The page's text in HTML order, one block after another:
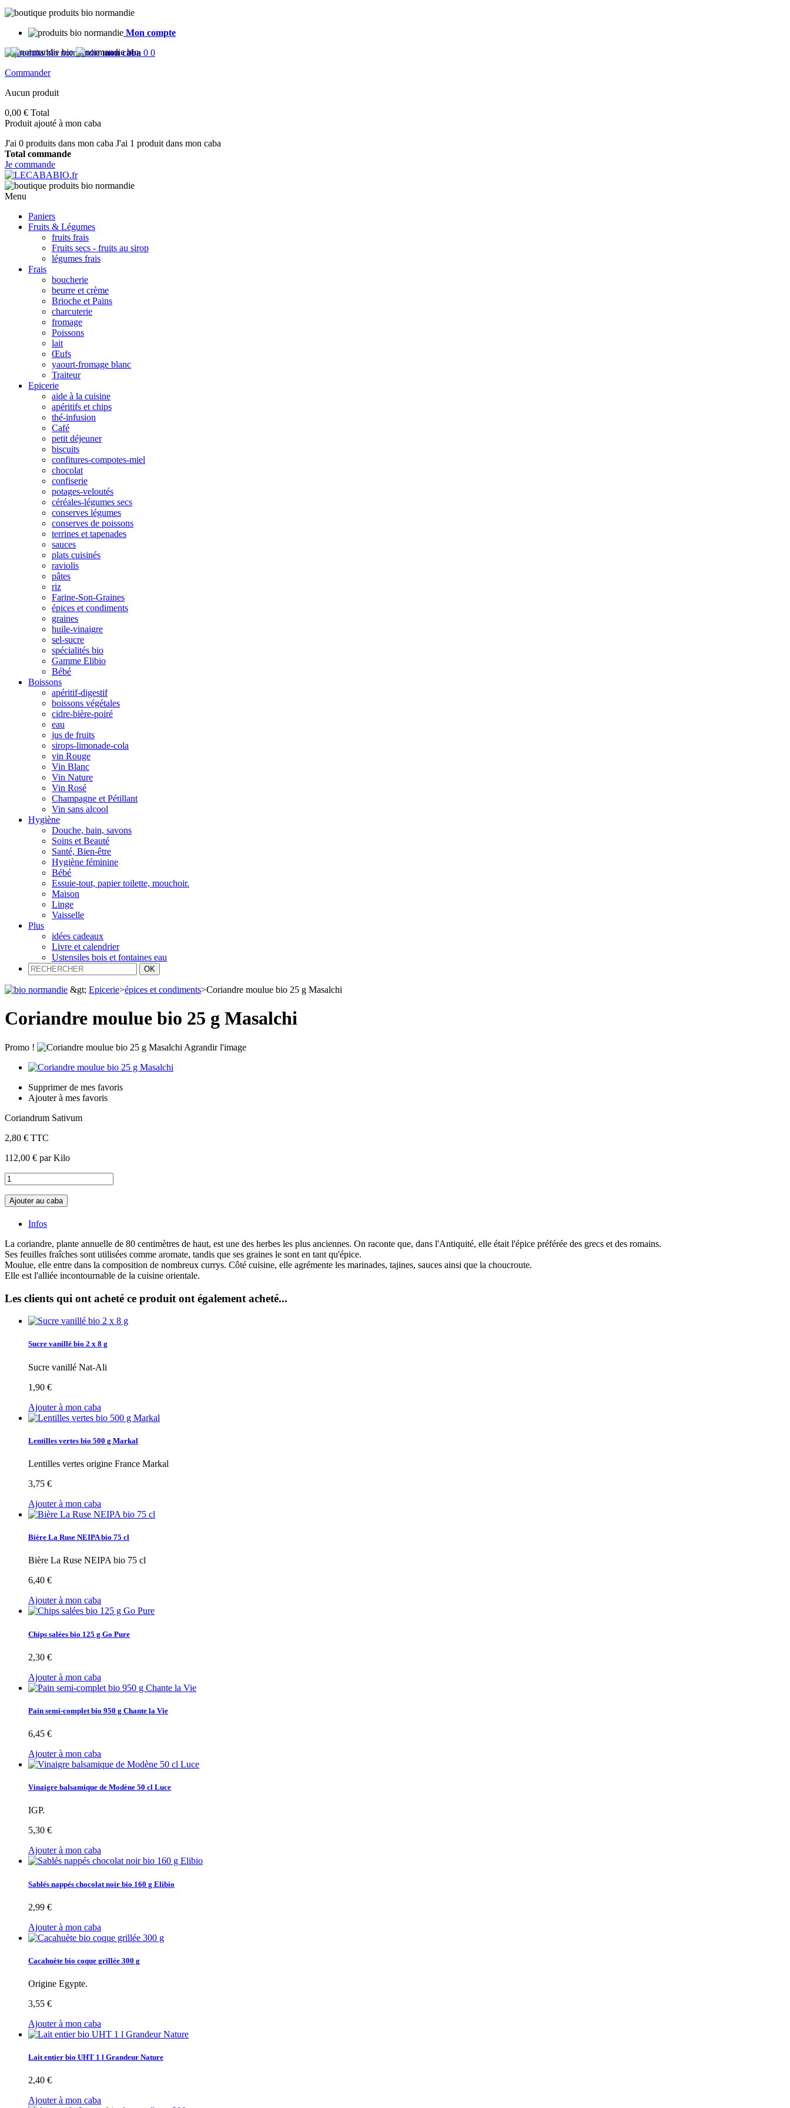
Mon compte
mon caba 0 0
Commander
Aucun produit
0,00 € Total
Produit ajouté à mon caba
J'ai 0 produits dans mon caba J'ai 1 produit dans mon caba
Total commande
Je commande
Menu
Paniers
Fruits & Légumes
fruits frais
Fruits secs - fruits au sirop
légumes frais
Frais
boucherie
beurre et crème
Brioche et Pains
charcuterie
fromage
Poissons
lait
Œufs
yaourt-fromage blanc
Traiteur
Epicerie
aide à la cuisine
apéritifs et chips
thé-infusion
Café
petit déjeuner
biscuits
confitures-compotes-miel
chocolat
confiserie
potages-veloutés
céréales-légumes secs
conserves légumes
conserves de poissons
terrines et tapenades
sauces
plats cuisinés
raviolis
pâtes
riz
Farine-Son-Graines
épices et condiments
graines
huile-vinaigre
sel-sucre
spécialités bio
Gamme Elibio
Bébé
Boissons
apéritif-digestif
boissons végétales
cidre-bière-poiré
eau
jus de fruits
sirops-limonade-cola
vin Rouge
Vin Blanc
Vin Nature
Vin Rosé
Champagne et Pétillant
Vin sans alcool
Hygiène
Douche, bain, savons
Soins et Beauté
Santé, Bien-être
Hygiène féminine
Bébé
Essuie-tout, papier toilette, mouchoir.
Maison
Linge
Vaisselle
Plus
idées cadeaux
Livre et calendrier
Ustensiles bois et fontaines eau
&gt; Epicerie>épices et condiments>Coriandre moulue bio 25 g Masalchi
Coriandre moulue bio 25 g Masalchi
Promo ! Agrandir l'image
Supprimer de mes favoris
Ajouter à mes favoris
Coriandrum Sativum
2,80 € TTC
112,00 € par Kilo
Ajouter au caba
Infos
La coriandre, plante annuelle de 80 centimètres de haut, est une des herbes les plus anciennes. On raconte que, dans l'Antiquité, elle était l'épice préférée des grecs et des romains.
Ses feuilles fraîches sont utilisées comme aromate, tandis que ses graines le sont en tant qu'épice.
Moulue, elle entre dans la composition de nombreux currys. Côté cuisine, elle agrémente les marinades, tajines, sauces ainsi que la choucroute.
Elle est l'alliée incontournable de la cuisine orientale.
Les clients qui ont acheté ce produit ont également acheté...
Sucre vanillé bio 2 x 8 g
Sucre vanillé Nat-Ali
1,90 €
Ajouter à mon caba
Lentilles vertes bio 500 g Markal
Lentilles vertes origine France Markal
3,75 €
Ajouter à mon caba
Bière La Ruse NEIPA bio 75 cl
Bière La Ruse NEIPA bio 75 cl
6,40 €
Ajouter à mon caba
Chips salées bio 125 g Go Pure
2,30 €
Ajouter à mon caba
Pain semi-complet bio 950 g Chante la Vie
6,45 €
Ajouter à mon caba
Vinaigre balsamique de Modène 50 cl Luce
IGP.
5,30 €
Ajouter à mon caba
Sablés nappés chocolat noir bio 160 g Elibio
2,99 €
Ajouter à mon caba
Cacahuète bio coque grillée 300 g
Origine Egypte.
3,55 €
Ajouter à mon caba
Lait entier bio UHT 1 l Grandeur Nature
2,40 €
Ajouter à mon caba